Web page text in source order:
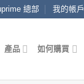
總部 我的帳戶
產品 如何購買